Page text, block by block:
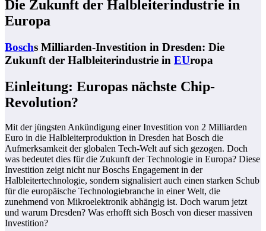
Die Zukunft der Halbleiterindustrie in
Europa
Boschs Milliarden-Investition in Dresden: Die
Zukunft der Halbleiterindustrie in EUropa
Einleitung: Europas nächste Chip-
Revolution?
Mit der jüngsten Ankündigung einer Investition von 2 Milliarden
Euro in die Halbleiterproduktion in Dresden hat Bosch die
Aufmerksamkeit der globalen Tech-Welt auf sich gezogen. Doch
was bedeutet dies für die Zukunft der Technologie in Europa? Diese
Investition zeigt nicht nur Boschs Engagement in der
Halbleitertechnologie, sondern signalisiert auch einen starken Schub
für die europäische Technologiebranche in einer Welt, die
zunehmend von Mikroelektronik abhängig ist. Doch warum jetzt
und warum Dresden? Was erhofft sich Bosch von dieser massiven
Investition?